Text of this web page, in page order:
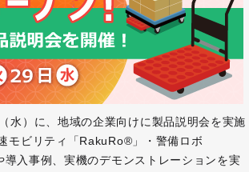
水）に、地域の企業向けに製品説明会を実施
モビリティ「RakuRo®」・警備ロボ
入事例、実機のデモンストレーションを実